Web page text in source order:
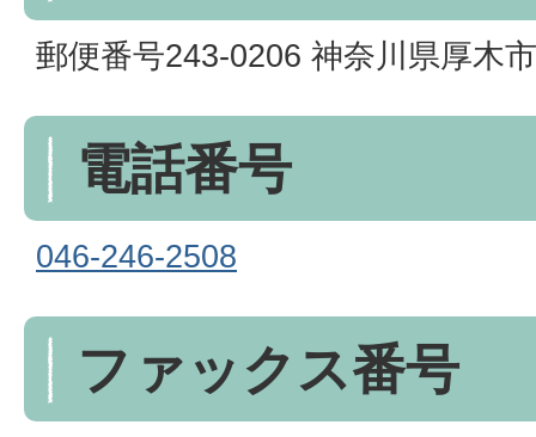
郵便番号243-0206 神奈川県厚木
電話番号
046-246-2508
ファックス番号